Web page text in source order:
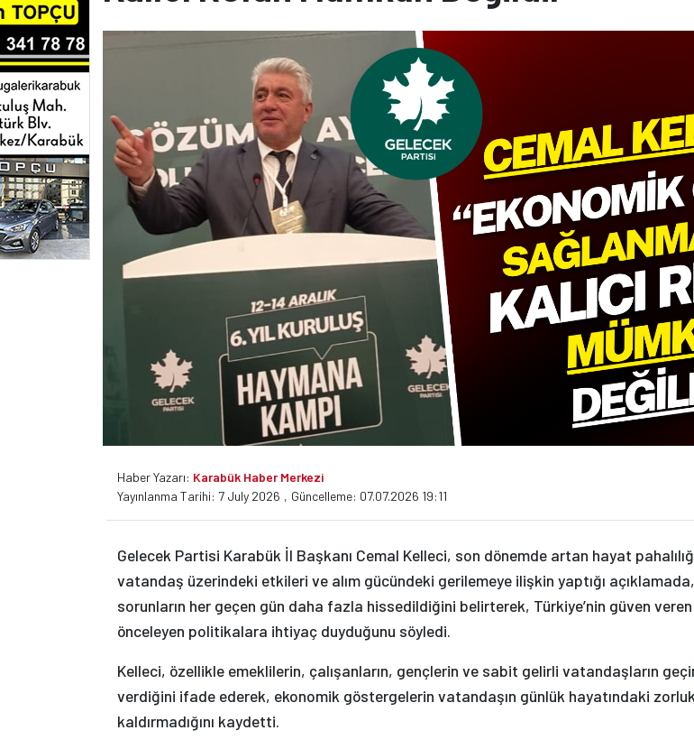
Haber Yazarı: Karabük Haber Merkezi
Yayınlanma Tarihi: 7 July 2026 , Güncelleme: 07.07.2026 19:11
Gelecek Partisi Karabük İl Başkanı Cemal Kelleci, son dönemde artan hayat
vatandaş üzerindeki etkileri ve alım gücündeki gerilemeye ilişkin yaptığı
sorunların her geçen gün daha fazla hissedildiğini belirterek, Türkiye’nin güven
önceleyen politikalara ihtiyaç duyduğunu söyledi.
Kelleci, özellikle emeklilerin, çalışanların, gençlerin ve sabit gelirli vatandaşların
verdiğini ifade ederek, ekonomik göstergelerin vatandaşın günlük hayatındaki
kaldırmadığını kaydetti.